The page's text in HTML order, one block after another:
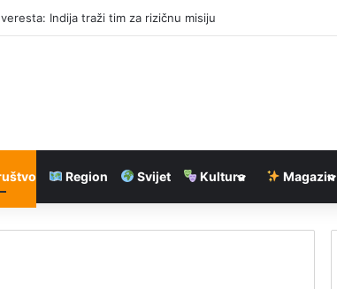
i japanke
Region Svijet Kultura Magazin